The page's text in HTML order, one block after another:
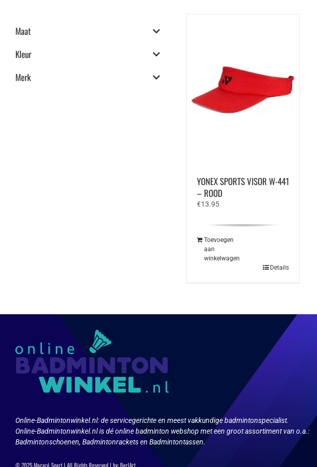
Maat
Kleur
Merk
YONEX SPORTS VISOR W-441
– ROOD
€13.95
Toevoegen
aan
winkelwagen
Details
Online-Badmintonwinkel.nl:de servicegerichte en meest vakkundige badmintonspecialist.
Online-Badmintonwinkel.nl is dé online badminton webshop met een groot assortiment van o.a.:
Badmintonschoenen, Badmintonrackets en Badmintontassen.
© 2025 Macaré Sport | All Rights Reserved | by:Ber|Art